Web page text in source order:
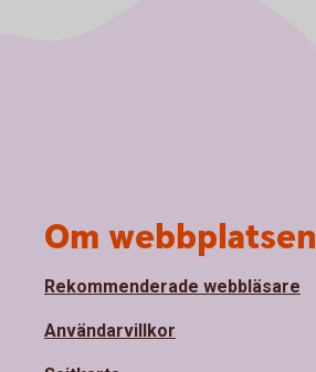
Om webbplatsen
Rekommenderade webbläsare
Användarvillkor